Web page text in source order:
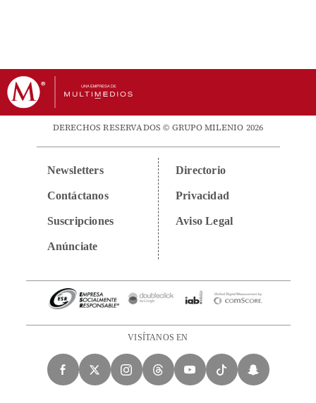
DERECHOS RESERVADOS © GRUPO MILENIO 2026
Newsletters
Contáctanos
Suscripciones
Anúnciate
Directorio
Privacidad
Aviso Legal
VISÍTANOS EN